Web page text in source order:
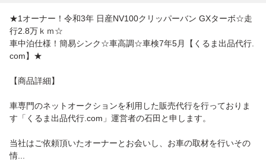
★1オーナー！令和3年 日産NV100クリッパーバン GXターボ☆走
行2.8万ｋｍ☆
車中泊仕様！簡易シンク☆車高調☆車検7年5月【くるま出品代行.
com】★
【商品詳細】
車専門のネットオークションを利用した販売代行を行っておりま
す「くるま出品代行.com」運営者の石田と申します。
当社はご依頼頂いたオーナーとお会いし、お車の取材を行いその
情...